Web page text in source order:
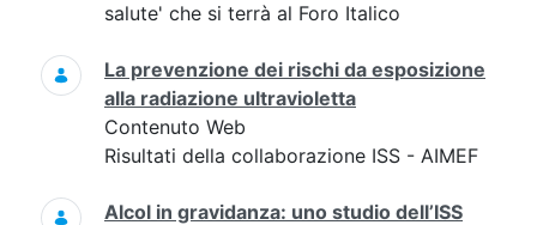
salute' che si terrà al Foro Italico
La prevenzione dei rischi da esposizione
alla radiazione ultravioletta
Contenuto Web
Risultati della collaborazione ISS - AIMEF
Alcol in gravidanza: uno studio dell’ISS